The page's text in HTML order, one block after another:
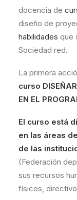
docencia de
diseño de
habilidades que
Sociedad red.
La primera
curso
EN EL
El curso está
en las áreas
de las
(Federación
sus recursos
físicos,